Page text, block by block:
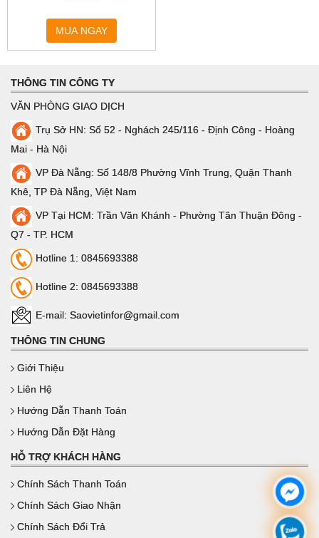
MUA NGAY
THÔNG TIN CÔNG TY
VĂN PHÒNG GIAO DỊCH
Trụ Sở HN: Số 52 - Nghách 245/116 - Định Công - Hoàng
Mai - Hà Nội
VP Đà Nẵng: Số 148/8 Phường Vĩnh Trung, Quận Thanh
Khê, TP Đà Nẵng, Việt Nam
VP Tại HCM: Trần Văn Khánh - Phường Tân Thuận Đông -
Q7 - TP. HCM
Hotline 1: 0845693388
Hotline 2: 0845693388
E-mail: Saovietinfor@gmail.com
THÔNG TIN CHUNG
Giới Thiệu
Liên Hệ
Hướng Dẫn Thanh Toán
Hướng Dẫn Đặt Hàng
HỖ TRỢ KHÁCH HÀNG
Chính Sách Thanh Toán
Chính Sách Giao Nhận
Chính Sách Đổi Trả